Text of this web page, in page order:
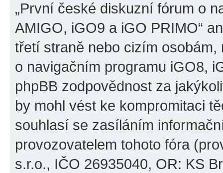
„První české diskuzní fórum o
AMIGO, iGO9 a iGO PRIMO“
třetí straně nebo cizím
o navigačním programu iGO8,
phpBB zodpovědnost za
by mohl vést ke kompromitaci
souhlasí se zasíláním
provozovatelem tohoto fóra
s.r.o., IČO 26935040, OR: KS